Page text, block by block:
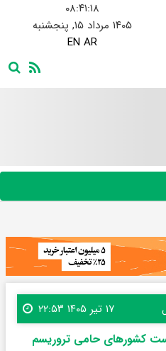
۰۸:۴۱:۲۰
۱۴۰۵ مرداد ۱۵, پنجشنبه
EN AR
۱۷ تیر ۱۴۰۵ ۲۲:۵۳
کشورهای حامی تروریسم